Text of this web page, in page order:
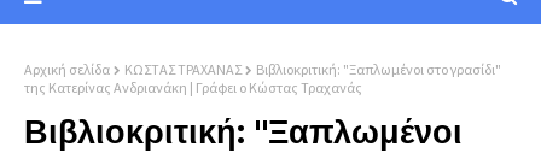
Αρχική σελίδα ΚΩΣΤΑΣ ΤΡΑΧΑΝΑΣ
Βιβλιοκριτική: "Ξαπλωμένοι στο γρασίδι"
της Κατερίνας Ανδριανάκη | Γράφει ο Κώστας Τραχανάς
Βιβλιοκριτική: "Ξαπλωμένοι